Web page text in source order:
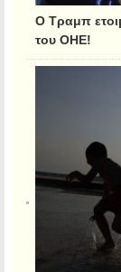
Ο Τραμπ
του ΟΗΕ!